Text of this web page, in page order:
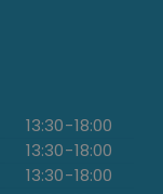
13:30-18:00
13:30-18:00
13:30-18:00